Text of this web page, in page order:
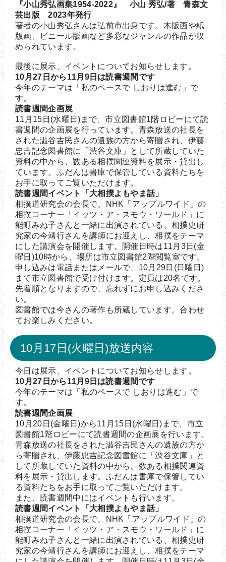
『小山秀弘画集1954-2022』 小山 秀弘/著 青森文
芸出版 2023年発行
著者の小山秀弘さんは弘前市出身です。木版画や紙
版画、ビニール版画など多彩なジャンルの作品が収
められています。
最後に展示、イベントについてお知らせします。
10月27日から11月9日は読書週間です
今年のテーマは「私のペースで しおりは進む」で
す。
読書週間企画展
11月15日(水曜日)まで、市立図書館1階ロビーにて読
書週間の企画展を行っています。青森放送の社長を
された澁谷吉民さんの遺族の方から寄贈され、伊藤
忠吉記念図書館に「渋谷文庫」として所蔵していた
資料の中から、数ある相撲関連資料を展示・貸出し
ています。ふだんは書庫で保管している資料たちを
お手に取ってご覧いただけます。
読書週間イベント「大相撲よもやま話」
相撲道研究会の会長で、NHK「アップルワイド」の
相撲コーナー「イッツ・ア・スモウ・ワールド」に
能町みね子さんと一緒に出演されている、相撲史研
究家の今靖行さんを講師にお迎えし、相撲をテーマ
にした講演会を開催します。開催日時は11月3日(金
曜日)10時から、場所は市立図書館2階閲覧室です。
申し込みは電話またはメールで、10月29日(日曜日)
まで市立図書館で受け付けます。定員は20名です。
先着順となりますので、忘れずにお申し込みくださ
い。
図書館では今さんの著作も所蔵しています。合わせ
てお楽しみください。
10月17日(火曜日)放送内容
今日は展示、イベントについてお知らせします。
10月27日から11月9日は読書週間です
今年のテーマは「私のペースで しおりは進む」で
す。
読書週間企画展
10月20日(金曜日)から11月15日(水曜日)まで、市立
図書館1階ロビーにて読書週間の企画展を行います。
青森放送の社長をされた澁谷吉民さんの遺族の方か
ら寄贈され、伊藤忠吉記念図書館に「渋谷文庫」と
して所蔵していた資料の中から、数ある相撲関連資
料を展示・貸出します。ふだんは書庫で保管してい
る資料たちをお手に取ってご覧いただけます。
また、読書週間中にはイベントも行います。
読書週間イベント「大相撲よもやま話」
相撲道研究会の会長で、NHK「アップルワイド」の
相撲コーナー「イッツ・ア・スモウ・ワールド」に
能町みね子さんと一緒に出演されている、相撲史研
究家の今靖行さんを講師にお迎えし、相撲をテーマ